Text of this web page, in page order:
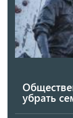
убрать